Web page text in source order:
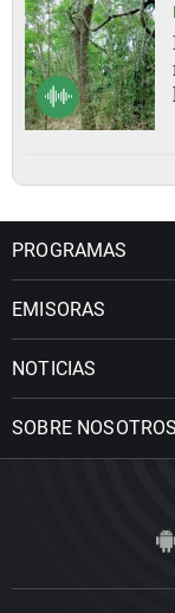
PROGRAMAS
EMISORAS
NOTICIAS
SOBRE NOSOTROS